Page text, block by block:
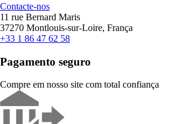
Contacte-nos
11 rue Bernard Maris
37270 Montlouis-sur-Loire, França
+33 1 86 47 62 58
Pagamento seguro
Compre em nosso site com total confiança